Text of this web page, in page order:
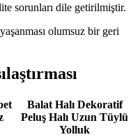
sorunları dile getirilmiştir.
olumsuz bir geri
Balat Halı Dekoratif
Peluş Halı Uzun Tüylü
Yolluk